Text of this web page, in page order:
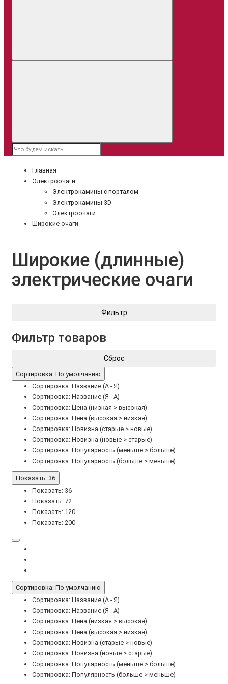
Главная
Электроочаги
Электрокамины с порталом
Электрокамины 3D
Электроочаги
Широкие очаги
Широкие (длинные)
электрические очаги
Фильтр
Фильтр товаров
Сброс
Сортировка: По умолчанию
Сортировка: Название (А - Я)
Сортировка: Название (Я - А)
Сортировка: Цена (низкая > высокая)
Сортировка: Цена (высокая > низкая)
Сортировка: Новизна (старые > новые)
Сортировка: Новизна (новые > старые)
Сортировка: Популярность (меньше > больше)
Сортировка: Популярность (больше > меньше)
Показать: 36
Показать: 36
Показать: 72
Показать: 120
Показать: 200
Сортировка: По умолчанию
Сортировка: Название (А - Я)
Сортировка: Название (Я - А)
Сортировка: Цена (низкая > высокая)
Сортировка: Цена (высокая > низкая)
Сортировка: Новизна (старые > новые)
Сортировка: Новизна (новые > старые)
Сортировка: Популярность (меньше > больше)
Сортировка: Популярность (больше > меньше)